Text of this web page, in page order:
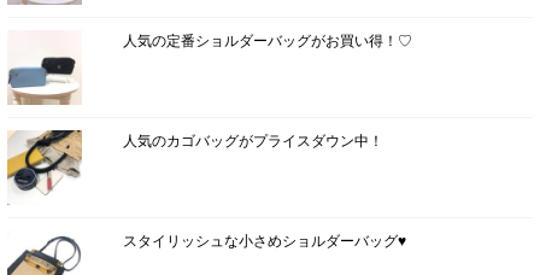
人気の定番ショルダーバッグがお買い得！♡
人気のカゴバッグがプライスダウン中！
スタイリッシュな小さめショルダーバッグ♥